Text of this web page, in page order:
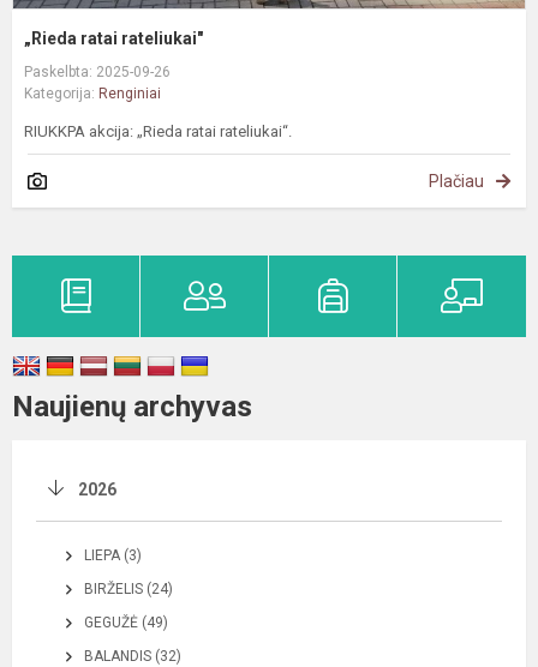
„Rieda ratai rateliukai"
Paskelbta: 2025-09-26
Kategorija: Renginiai
RIUKKPA akcija: „Rieda ratai rateliukai“.
Plačiau
Naujienų archyvas
2026
LIEPA (3)
BIRŽELIS (24)
GEGUŽĖ (49)
BALANDIS (32)